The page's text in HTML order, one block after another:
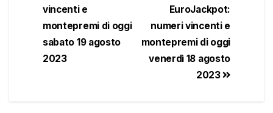
EuroJackpot:
numeri vincenti e
montepremi di oggi
venerdì 18 agosto
2023
vincenti e
montepremi di oggi
sabato 19 agosto
2023